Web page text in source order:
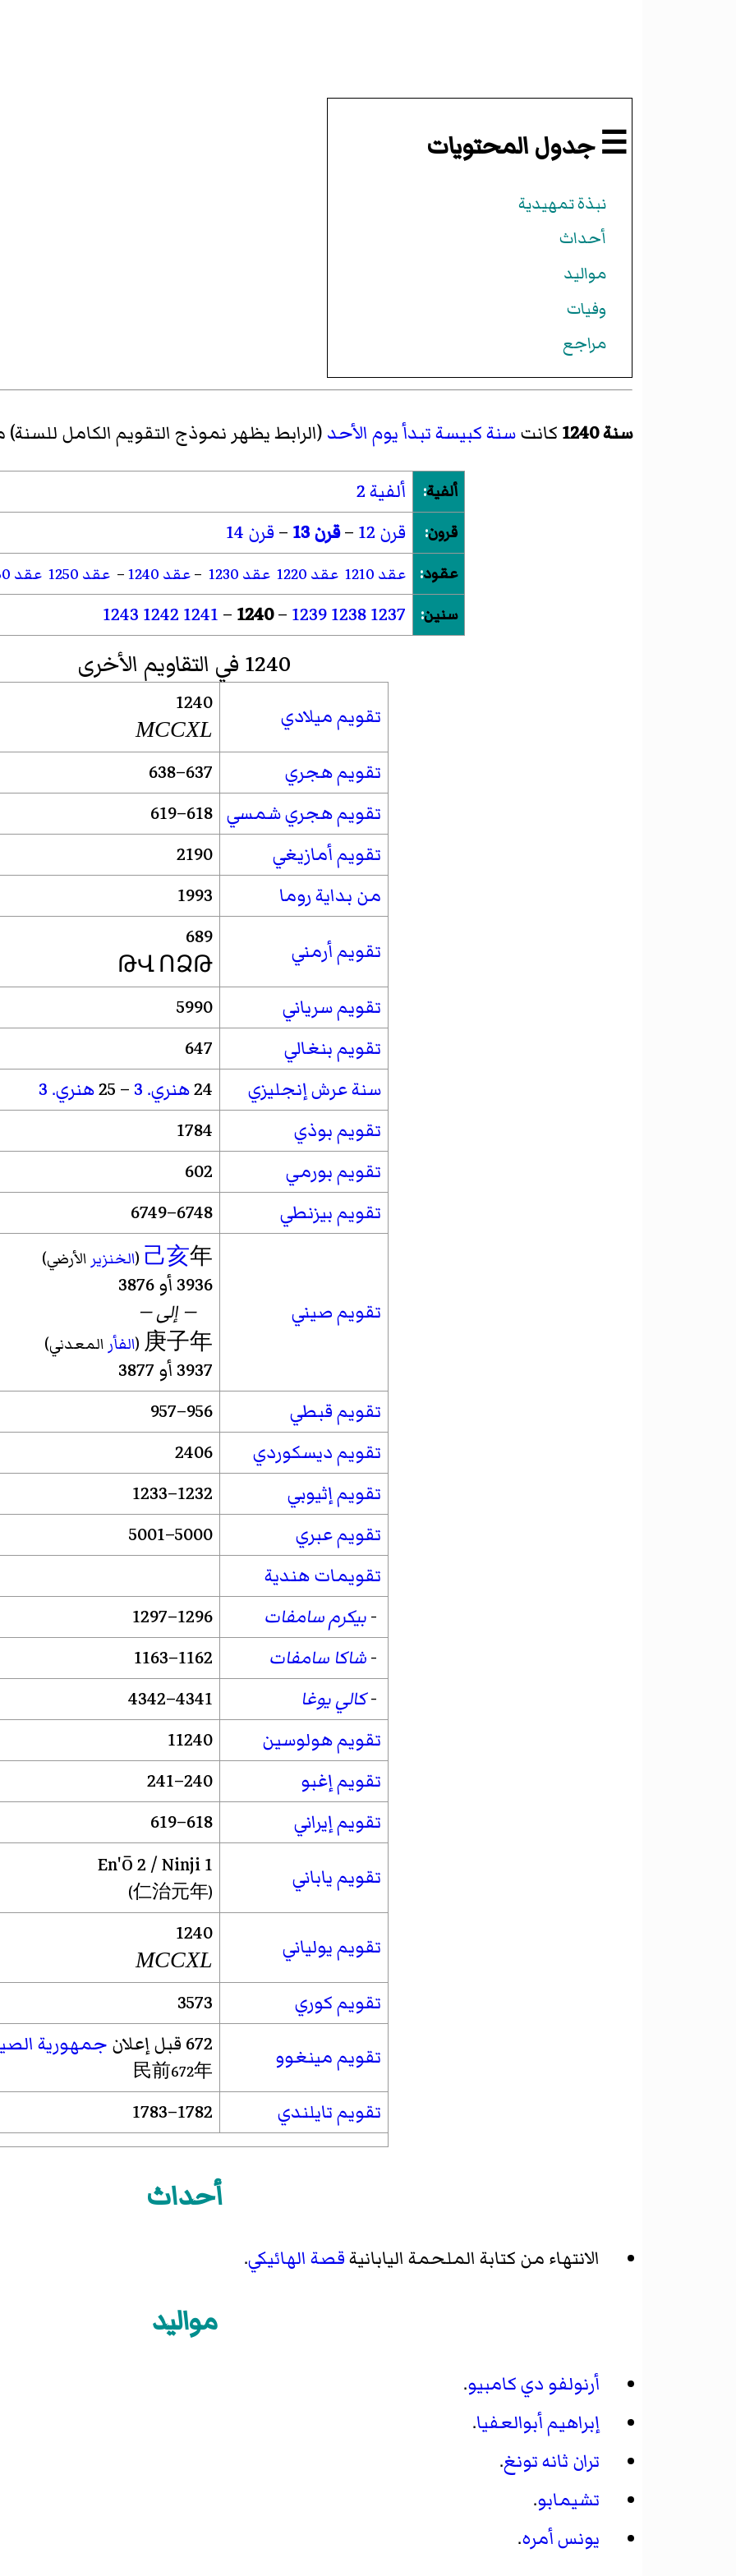
☰ جدول المحتويات
نبذة تمهيدية
أحداث
مواليد
وفيات
مراجع
سنة 1240 كانتسنة كبيسة تبدأ يوم الأحد (الرابط يظهر نموذج التقويم الكامل
ألفية: ألفية 2
قرون: قرن 12 –قرن 13 – قرن 14
عقود: عقد 1210 عقد 1220 عقد 1230 –عقد 1240 –عقد 1250
عقد 1260
سنين:
1237
1238
1239
–
1240
–
1241
1242
1243
1240 في التقاويم الأخرى
تقويم ميلادي
1240
MCCXL
تقويم هجري
637–638
تقويم هجري شمسي 618–619
تقويم أمازيغي
2190
من بداية روما
1993
تقويم أرمني
689
ԹՎ ՈՁԹ
تقويم سرياني
5990
تقويم بنغالي
647
سنة عرش إنجليزي
24هنري. 3 – 25
هنري. 3
تقويم بوذي
1784
تقويم بورمي
602
تقويم بيزنطي
6748–6749
تقويم صيني
己亥年
(الخنزير الأرضي)
3936 أو 3876
— إلى —
庚子年
(الفأر المعدني)
3937 أو 3877
تقويم قبطي
956–957
تقويم ديسكوردي
2406
تقويم إثيوبي
1232–1233
تقويم عبري
5000–5001
تقويمات هندية
-بيكرم سامفات
1296–1297
-شاكا سامفات
1162–1163
-كالي يوغا
4341–4342
تقويم هولوسين
11240
تقويم إغبو
240–241
تقويم إيراني
618–619
تقويم ياباني En'ō2 /Ninji1
(仁治元年)
تقويم يولياني
1240
MCCXL
تقويم كوري
3573
تقويم مينغوو
672 قبل إعلان جمهورية
民前672年
تقويم تايلندي 1782–1783
أحداث
الانتهاء من كتابة الملحمة اليابانيةقصة الهائيكي.
مواليد
أرنولفو دي كامبيو.
إبراهيم أبوالعفيا.
تران ثانه تونغ.
تشيمابو.
يونس أمره.